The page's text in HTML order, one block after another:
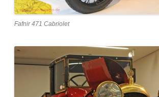
Fafnir 471 Cabriolet